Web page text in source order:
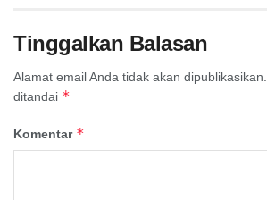
Tinggalkan Balasan
Alamat email Anda tidak akan dipublikasikan.
ditandai *
Komentar *